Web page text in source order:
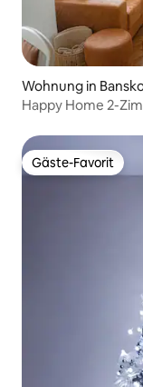
Wohnung in
Happy Home 2-
Gäste-Favorit
Gäste-Favorit